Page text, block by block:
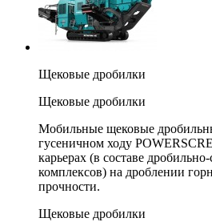
Щековые дробилки
Щековые дробилки
Мобильные щековые
гусеничном ходу
карьерах (в составе
комплексов) на дроблении
прочности.
Щековые дробилки